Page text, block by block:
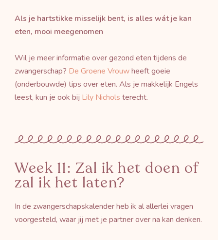
Als je hartstikke misselijk bent, is alles wát je kan
eten, mooi meegenomen
Wil je meer informatie over gezond eten tijdens de
zwangerschap? De Groene Vrouwheeft goeie
(onderbouwde) tips over eten. Als je makkelijk Engels
leest, kun je ook bij Lily Nichols terecht.
Week 11: Zal ik het doen of
zal ik het laten?
In de zwangerschapskalender heb ik al allerlei vragen
voorgesteld, waar jij met je partner over na kan denken.